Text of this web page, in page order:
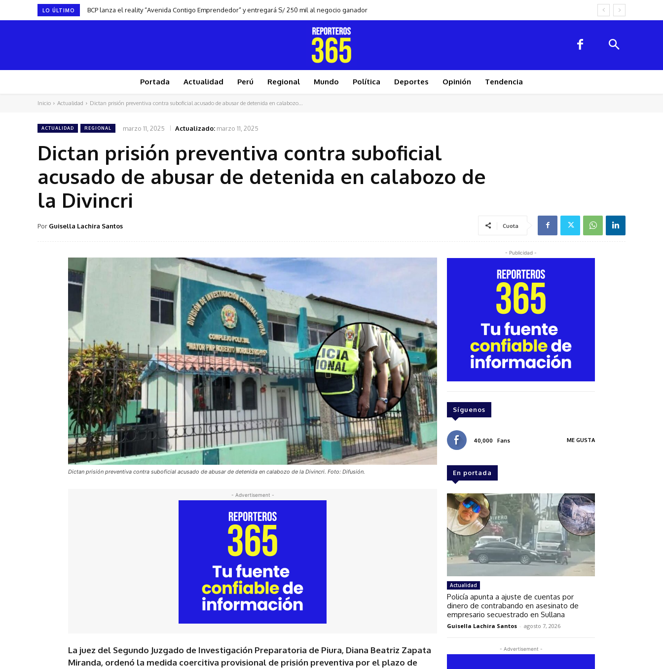
LO ÚLTIMO BCP lanza el reality “Avenida Contigo Emprendedor” y entregará S/ 250 mil al negocio ganador
Portada Actualidad Perú Regional Mundo Política Deportes Opinión Tendencia
Inicio Actualidad Dictan prisión preventiva contra suboficial acusado de abusar de detenida en calabozo...
ACTUALIDAD REGIONAL marzo 11, 2025 Actualizado: marzo 11, 2025
Dictan prisión preventiva contra suboficial
acusado de abusar de detenida en calabozo de
la Divincri
Por Guisella Lachira Santos Cuota
Dictan prisión preventiva contra suboficial acusado de abusar de detenida en calabozo de la Divincri. Foto: Difusión.
- Advertisement -
La juez del Segundo Juzgado de Investigación Preparatoria de Piura, Diana Beatriz Zapata
Miranda, ordenó la medida coercitiva provisional de prisión preventiva por el plazo de
- Publicidad -
Síguenos
40,000 Fans ME GUSTA
En portada
Actualidad
Policía apunta a ajuste de cuentas por
dinero de contrabando en asesinato de
empresario secuestrado en Sullana
Guisella Lachira Santos - agosto 7, 2026
- Advertisement -